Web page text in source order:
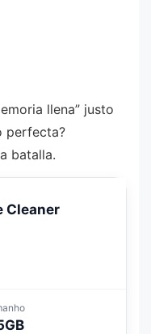
llena” justo
perfecta?
batalla.
Cleaner